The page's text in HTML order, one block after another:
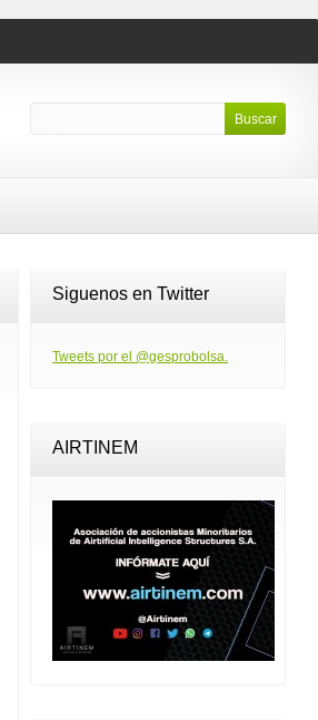
Siguenos en Twitter
Tweets por el @gesprobolsa.
AIRTINEM